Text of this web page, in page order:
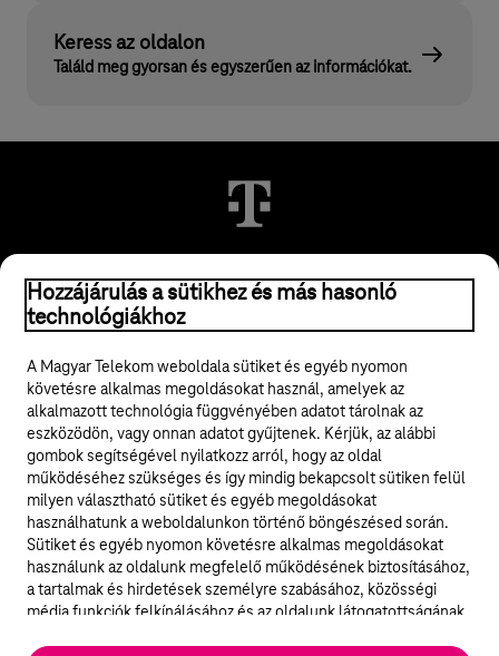
Keress az oldalon
Találd meg gyorsan és egyszerűen az információkat.
© 2026 Magyar Telekom Nyrt.
ÁSZF
Adatvédelem
Felhívások
Hírlevél
Közösségi média
Hozzájárulás a sütikhez és más hasonló
technológiákhoz
A Magyar Telekom weboldala sütiket és egyéb nyomon
követésre alkalmas megoldásokat használ, amelyek az
alkalmazott technológia függvényében adatot tárolnak az
eszközödön, vagy onnan adatot gyűjtenek. Kérjük, az alábbi
gombok segítségével nyilatkozz arról, hogy az oldal
működéséhez szükséges és így mindig bekapcsolt sütiken felül
milyen választható sütiket és egyéb megoldásokat
használhatunk a weboldalunkon történő böngészésed során.
Sütiket és egyéb nyomon követésre alkalmas megoldásokat
használunk az oldalunk megfelelő működésének biztosításához,
a tartalmak és hirdetések személyre szabásához, közösségi
média funkciók felkínálásához és az oldalunk látogatottságának